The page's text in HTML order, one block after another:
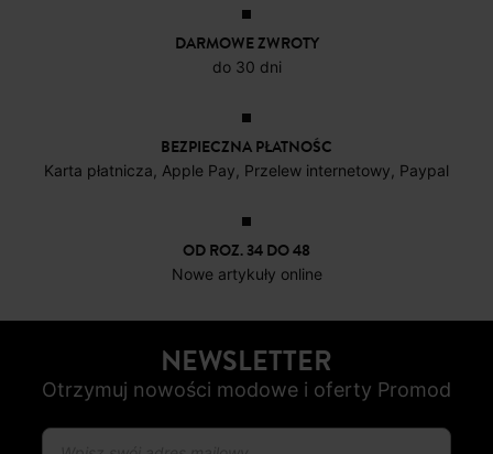
DARMOWE ZWROTY
do 30 dni
BEZPIECZNA PŁATNOŚC
Karta płatnicza, Apple Pay, Przelew internetowy, Paypal
OD ROZ. 34 DO 48
Nowe artykuły online
NEWSLETTER
Otrzymuj nowości modowe i oferty Promod